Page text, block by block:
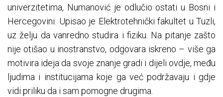
univerzitetima, Numanović je odlučio ostati u Bosni i
Hercegovini. Upisao je Elektrotehnički fakultet u Tuzli,
uz želju da vanredno studira i fiziku. Na pitanje zašto
nije otišao u inostranstvo, odgovara iskreno – više ga
motivira ideja da svoje znanje gradi i dijeli ovdje, među
ljudima i institucijama koje ga već podržavaju i gdje
vidi priliku da i sam pomogne drugima.